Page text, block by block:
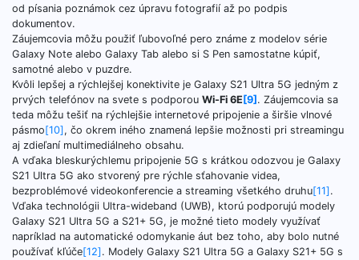
od písania poznámok cez úpravu fotografií až po podpis
dokumentov.
Záujemcovia môžu použiť ľubovoľné pero známe z modelov série
Galaxy Note alebo Galaxy Tab alebo si S Pen samostatne kúpiť,
samotné alebo v puzdre.
Kvôli lepšej a rýchlejšej konektivite je Galaxy S21 Ultra 5G jedným z
prvých telefónov na svete s podporou Wi-Fi 6E [9] . Záujemcovia sa
teda môžu tešiť na rýchlejšie internetové pripojenie a širšie vlnové
pásmo[10] , čo okrem iného znamená lepšie možnosti pri streamingu
aj zdieľaní multimediálneho obsahu.
A vďaka bleskurýchlemu pripojenie 5G s krátkou odozvou je Galaxy
S21 Ultra 5G ako stvorený pre rýchle sťahovanie videa,
bezproblémové videokonferencie a streaming všetkého druhu[11] .
Vďaka technológii Ultra-wideband (UWB), ktorú podporujú modely
Galaxy S21 Ultra 5G a S21+ 5G, je možné tieto modely využívať
napríklad na automatické odomykanie áut bez toho, aby bolo nutné
používať kľúče[12] . Modely Galaxy S21 Ultra 5G a Galaxy S21+ 5G s